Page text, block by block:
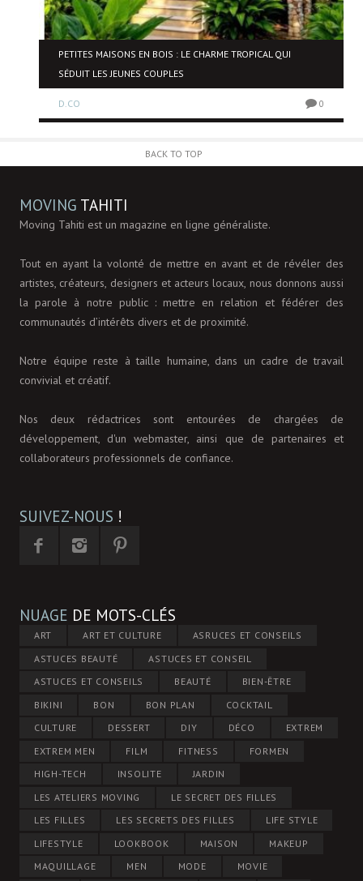
PETITES MAISONS EN BOIS : LE CHARME TROPICAL QUI
SÉDUIT LES JEUNES COUPLES
D.CO 0
BACK TO TOP
MOVING TAHITI
Moving Tahiti est un magazine en ligne généraliste.
Tout en ayant la volonté de mettre en avant et de révéler des
artistes, créateurs, designers et acteurs locaux, nous donnons aussi
la parole à notre public : mettre en relation et fédérer des
communautés d’intérêts divers et de proximité.
Notre équipe reste à taille humaine, dans un cadre de travail
convivial et créatif.
Nos deux rédactrices sont entourées de chargées de
développement, d'un webmaster, ainsi que de partenaires et
collaborateurs professionnels de confiance.
SUIVEZ-NOUS !
NUAGE DE MOTS-CLÉS
ART ART ET CULTURE
ASRUCES ET CONSEILS
ASTUCES BEAUTÉ
ASTUCES ET CONSEIL
ASTUCES ET CONSEILS
BEAUTÉ
BIEN-ÊTRE
BIKINI
BON BON PLAN
COCKTAIL
CULTURE
DESSERT DIY DÉCO
EXTREM
EXTREM MEN
FILM FITNESS
FORMEN
HIGH-TECH
INSOLITE
JARDIN
LES ATELIERS MOVING
LE SECRET DES FILLES
LES FILLES
LES SECRETS DES FILLES
LIFE STYLE
LIFESTYLE
LOOKBOOK MAISON
MAKEUP
MAQUILLAGE
MEN MODE MOVIE